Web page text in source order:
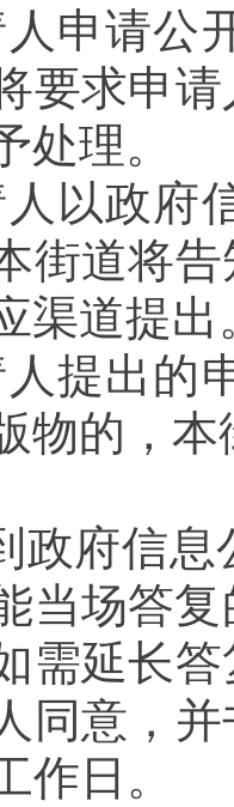
人申请
要求申
处理。
人以政
街道将
渠道提出
人提出
物的，
政府信
当场答
需延长
同意，
作日。